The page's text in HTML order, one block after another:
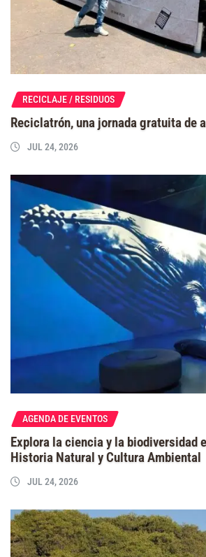
RECICLAJE / RESIDUOS
Reciclatrón, una jornada gratuita de
JUL 24, 2026
AGENDA DE EVENTOS
Explora la ciencia y la biodiversidad
Historia Natural y Cultura Ambiental
JUL 24, 2026